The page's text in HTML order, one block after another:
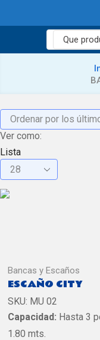
Search
input
Ver como:
Lista
Productos
por
pagina
Bancas y Escaños
ESCAÑO CITY
SKU: MU 02
Capacidad: Hasta 3
1.80 mts.